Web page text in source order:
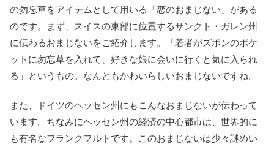
の勿忘草をアイテムとして用いる「恋のおまじない」がある
のです。まず、スイスの東部に位置するサンクト・ガレン州
に伝わるおまじないをご紹介します。「若者がズボンのポケ
ットに勿忘草を入れて、好きな娘に会いに行くと気に入られ
る」というもの。なんともかわいらしいおまじないですね。
また、ドイツのヘッセン州にもこんなおまじないが伝わって
います。ちなみにヘッセン州の経済の中心都市は、世界的に
も有名なフランクフルトです。このおまじないは少々謎めい